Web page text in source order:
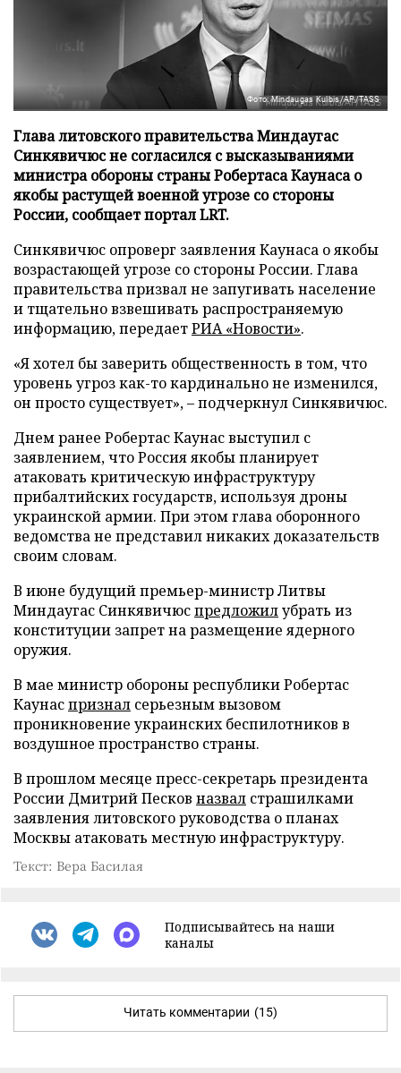
Фото: Mindaugas Kulbis/AP/TASS
Глава литовского правительства Миндаугас
Синкявичюс не согласился с высказываниями
министра обороны страны Робертаса Каунаса о
якобы растущей военной угрозе со стороны
России, сообщает портал LRT.
Синкявичюс опроверг заявления Каунаса о якобы
возрастающей угрозе со стороны России. Глава
правительства призвал не запугивать население
и тщательно взвешивать распространяемую
информацию, передаетРИА «Новости».
«Я хотел бы заверить общественность в том, что
уровень угроз как-то кардинально не изменился,
он просто существует», – подчеркнул Синкявичюс.
Днем ранее Робертас Каунас выступил с
заявлением, что Россия якобы планирует
атаковать критическую инфраструктуру
прибалтийских государств, используя дроны
украинской армии. При этом глава оборонного
ведомства не представил никаких доказательств
своим словам.
В июне будущий премьер-министр Литвы
Миндаугас Синкявичюспредложилубрать из
конституции запрет на размещение ядерного
оружия.
В мае министр обороны республики Робертас
Каунаспризнал серьезным вызовом
проникновение украинских беспилотников в
воздушное пространство страны.
В прошлом месяце пресс-секретарь президента
России Дмитрий Песков назвал страшилками
заявления литовского руководства о планах
Москвы атаковать местную инфраструктуру.
Текст: Вера Басилая
Подписывайтесь на наши
каналы
Читать комментарии (15)